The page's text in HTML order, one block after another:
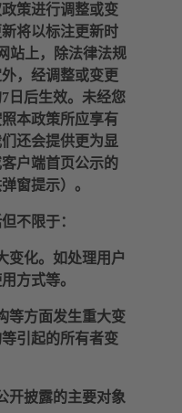
策进行调整或变
将以标注更新时
站上，除法律法规
，经调整或变更
日后生效。未经您
本政策所应享有
还会提供更为显
户端首页公示的
窗提示）。
不限于：
变化。如处理用户
方式等。
等方面发生重大变
引起的所有者变
开披露的主要对象